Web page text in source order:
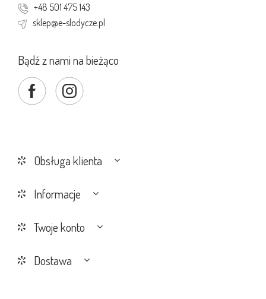
+48 501 475 143
sklep@e-slodycze.pl
Bądź z nami na bieżąco
Obsługa klienta
Informacje
Twoje konto
Dostawa